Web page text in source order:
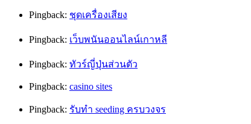
Pingback: ชุดเครื่องเสียง
Pingback: เว็บพนันออนไลน์เกาหลี
Pingback: ทัวร์ญี่ปุ่นส่วนตัว
Pingback: casino sites
Pingback: รับทำ seeding ครบวงจร